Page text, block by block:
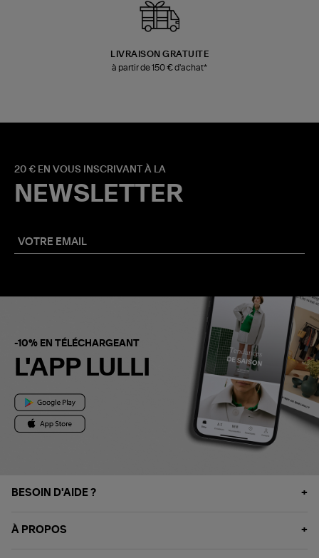
LIVRAISON GRATUITE
à partir de 150 € d'achat*
20 € EN VOUS INSCRIVANT À LA
NEWSLETTER
-10% EN TÉLÉCHARGEANT
L'APP LULLI
BESOIN D'AIDE ?
À PROPOS